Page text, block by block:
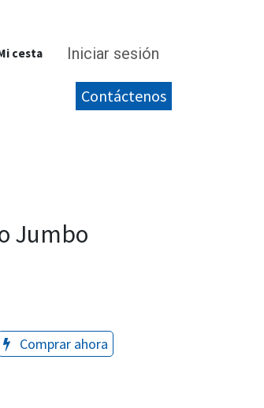
cesta Iniciar sesión
Contáctenos
Jumbo
Comprar ahora